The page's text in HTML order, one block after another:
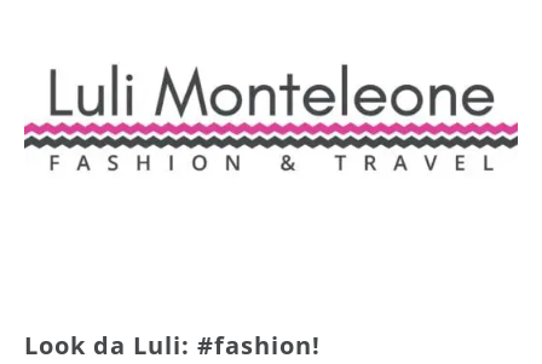
Look da Luli: #fashion!